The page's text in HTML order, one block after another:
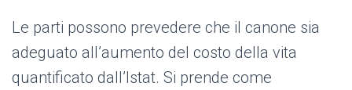
Le parti possono prevedere che il canone sia
adeguato all’aumento del costo della vita
quantificato dall’Istat. Si prende come